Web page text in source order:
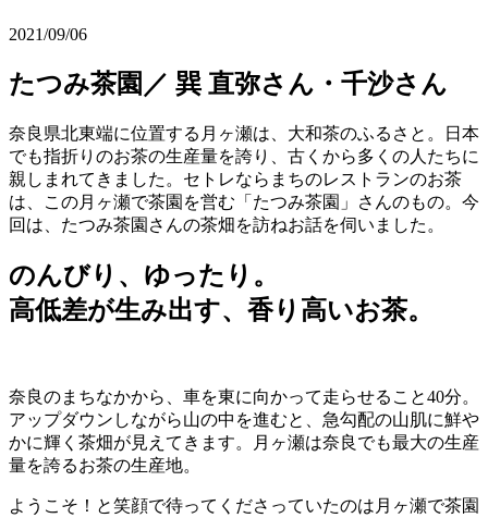
2021/09/06
たつみ茶園／ 巽 直弥さん・千沙さん
奈良県北東端に位置する月ヶ瀬は、大和茶のふるさと。日本
でも指折りのお茶の生産量を誇り、古くから多くの人たちに
親しまれてきました。セトレならまちのレストランのお茶
は、この月ヶ瀬で茶園を営む「たつみ茶園」さんのもの。今
回は、たつみ茶園さんの茶畑を訪ねお話を伺いました。
のんびり、ゆったり。
高低差が生み出す、香り高いお茶。
奈良のまちなかから、車を東に向かって走らせること40分。
アップダウンしながら山の中を進むと、急勾配の山肌に鮮や
かに輝く茶畑が見えてきます。月ヶ瀬は奈良でも最大の生産
量を誇るお茶の生産地。
ようこそ！と笑顔で待ってくださっていたのは月ヶ瀬で茶園